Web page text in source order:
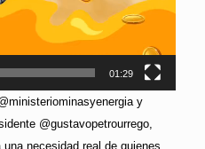
01:29
y
@gustavopetrourrego,
necesidad real de quienes